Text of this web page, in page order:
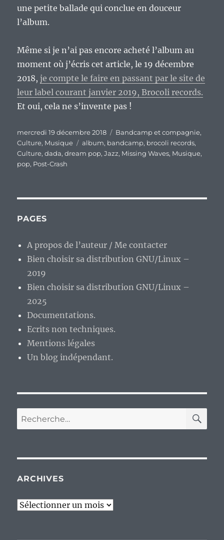
une petite ballade qui conclue en douceur
l’album.
Même si je n’ai pas encore acheté l’album au
moment où j’écris cet article, le 19 décembre
2018,je compte le faire en passant par le site de
leur label courant janvier 2019, Brocoli records.
Et oui, cela ne s’invente pas !
Publié
le
mercredi 19 décembre 2018 Catégories
Bandcamp et compagnie,
Culture, Musique Étiquettes
album, bandcamp, brocoli records,
Culture,dada,dream pop,Jazz, Missing Waves, Musique,
pop, Post-Crash
PAGES
A propos de l’auteur / Me contacter
Bien choisir sa distribution GNU/Linux –
2019
Bien choisir sa distribution GNU/Linux –
2025
Documentations.
Ecrits non techniques.
Mentions légales
Un blog indépendant.
Recherche
pour :
ARCHIVES
Archives